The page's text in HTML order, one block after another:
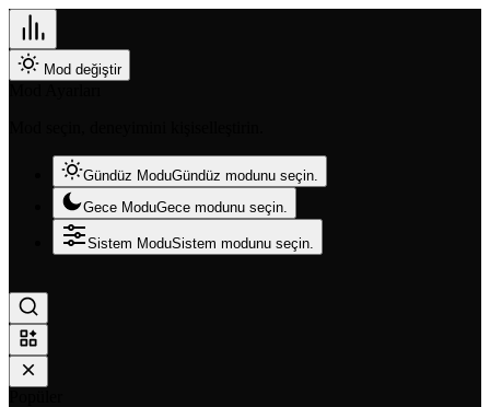
Mod değiştir
Gündüz ModuGündüz modunu seçin.
Gece ModuGece modunu seçin.
Sistem ModuSistem modunu seçin.